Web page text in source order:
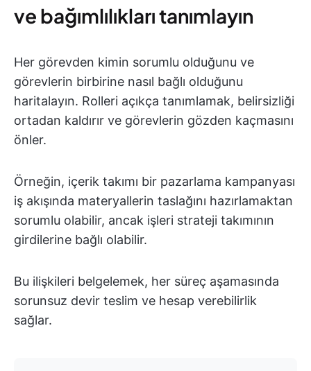
ve bağımlılıkları tanımlayın
Her görevden kimin sorumlu olduğunu ve
görevlerin birbirine nasıl bağlı olduğunu
haritalayın. Rolleri açıkça tanımlamak, belirsizliği
ortadan kaldırır ve görevlerin gözden kaçmasını
önler.
Örneğin, içerik takımı bir pazarlama kampanyası
iş akışında materyallerin taslağını hazırlamaktan
sorumlu olabilir, ancak işleri strateji takımının
girdilerine bağlı olabilir.
Bu ilişkileri belgelemek, her süreç aşamasında
sorunsuz devir teslim ve hesap verebilirlik
sağlar.